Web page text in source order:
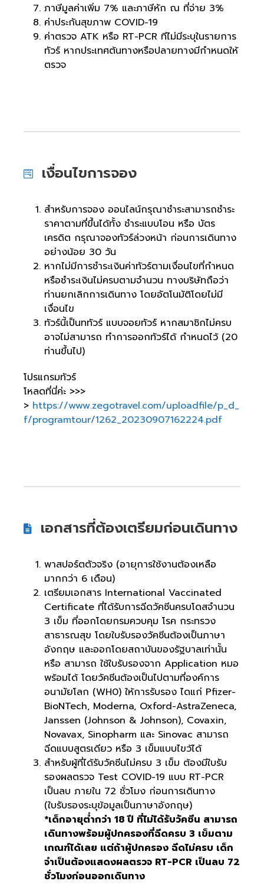
ภาษีมูลค่าเพิ่ม 7% และภาษีหัก ณ ที่จ่าย 3%
ค่าประกันสุขภาพ COVID-19
ค่าตรวจ ATK หรือ RT-PCR ทีไม่มีระบุในรายการ
ทัวร์ หากประเทศต้นทางหรือปลายทางมีกำหนดให้
ตรวจ
เงื่อนไขการจอง
สำหรับการจอง ออนไลน์กรุณาชำระสามารถชำระ
ราคาตามที่ขึ้นได้ทั้ง ชำระแบบโอน หรือ บัตร
เครดิต กรุณาจองทัวร์ล่วงหน้า ก่อนการเดินทาง
อย่างน้อย 30 วัน
หากไม่มีการชำระเงินค่าทัวร์ตามเงื่อนไขที่กำหนด
หรือชำระเงินไม่ครบตามจำนวน ทางบริษัทถือว่า
ท่านยกเลิกการเดินทาง โดยอัตโนมัติโดยไม่มี
เงื่อนไข
ทัวร์นี้เป็นททัวร์ แบบจอยทัวร์ หากสมาชิกไม่ครบ
อาจไม่สามารถ ทำการออกทัวร์ได้ กำหนดไว้ (20
ท่านขึ้นไป)
โปรแกรมทัวร์
โหลดที่นี่ค่ะ >>>
> https://www.zegotravel.com/uploadfile/p_d_
f/programtour/1262_20230907162224.pdf
เอกสารที่ต้องเตรียมก่อนเดินทาง
พาสปอร์ตตัวจริง (อายุการใช้งานต้องเหลือ
มากกว่า 6 เดือน)
เตรียมเอกสาร International Vaccinated
Certificate ที่ได้รับการฉีดวัคซีนครบโดสจำนวน
3 เข็ม ที่ออกโดยกรมควบคุม โรค กระทรวง
สาธารณสุข โดยใบรับรองวัคชีนต้องเป็นภาษา
อังกฤษ และออกโดยสถาบันของรัฐบาลเท่านั้น
หรือ สามารถ ใช้ใบรับรองจาก Application หมอ
พร้อมได้ โดยวัคชีนต้องเป็นไปตามที่องค์การ
อนามัยโลก (WH0) ให้การรับรอง ไดแก่ Pfizer-
BioNTech, Moderna, Oxford-AstraZeneca,
Janssen (Johnson & Johnson), Covaxin,
Novavax, Sinopharm และ Sinovac สามารถ
ฉีดแบบสูตรเดียว หรือ 3 เข็มแบบไขว้ได้
สำหรับผู้ที่ได้รับวัคซีนไม่ครบ 3 เข็ม ต้องมีใบรับ
รองผลตรวจ Test COVID-19 แบบ RT-PCR
เป็นลบ ภายใน 72 ชั่วโมง ก่อนการเดินทาง
(ใบรับรองระบุข้อมูลเป็นภาษาอังกฤษ)
*เด็กอายุต่ำกว่า 18 ปี ที่ไม่ได้รับวัคซีน สามารถ
เดินทางพร้อมผู้ปกครองที่ฉีดครบ 3 เข็มตาม
เกณฑ์ได้เลย แต่ถ้าผู้ปกครอง ฉีดไม่ครบ เด็ก
จำเป็นต้องแสดงผลตรวจ RT-PCR เป็นลบ 72
ชั่วโมงก่อนออกเดินทาง